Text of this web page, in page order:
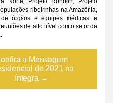
Norte, Projeto Rondon, Projeto
ribeirinhas na Amazônia,
órgãos e equipes médicas, e
de alto nível com o setor de
a Mensagem
de 2021 na
íntegra →